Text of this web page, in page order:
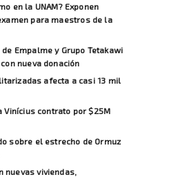
en la UNAM? Exponen
para maestros de la
Empalme y Grupo Tetakawi
nueva donación
afecta a casi 13 mil
Vinícius contrato por $25M
sobre el estrecho de Ormuz
nuevas viviendas,